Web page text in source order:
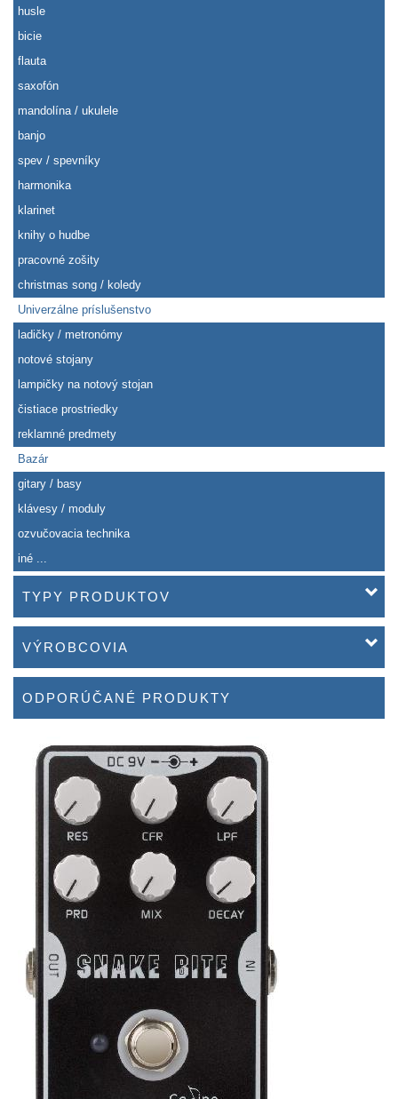
husle
bicie
flauta
saxofón
mandolína / ukulele
banjo
spev / spevníky
harmonika
klarinet
knihy o hudbe
pracovné zošity
christmas song / koledy
Univerzálne príslušenstvo
ladičky / metronómy
notové stojany
lampičky na notový stojan
čistiace prostriedky
reklamné predmety
Bazár
gitary / basy
klávesy / moduly
ozvučovacia technika
iné ...
TYPY PRODUKTOV
VÝROBCOVIA
ODPORÚČANÉ PRODUKTY